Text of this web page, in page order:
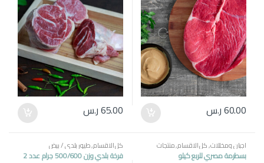
60.00ر.س 65.00ر.س
اجبان ومخللات,كل الاقسام,منتجات
مصرية
بسطرمة مصري للربع كيلو
كل الاقسام,طيور بلدي / بيض
فرخة بلدي وزن 500/600 جرام عدد 2